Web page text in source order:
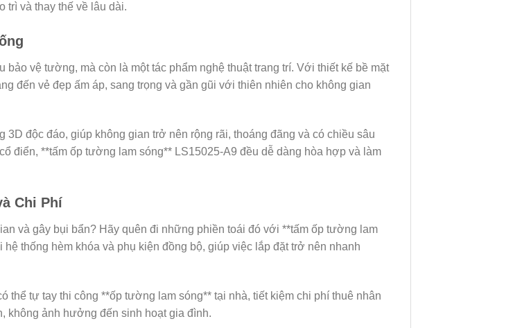
trì và thay thế về lâu dài.
vệ tường, mà còn là một tác phẩm nghệ thuật trang trí. Với thiết kế bề mặt
đến vẻ đẹp ấm áp, sang trọng và gần gũi với thiên nhiên cho không gian
độc đáo, giúp không gian trở nên rộng rãi, thoáng đãng và có chiều sâu
điển, **tấm ốp tường lam sóng** LS15025-A9 đều dễ dàng hòa hợp và làm
Chi Phí
và gây bụi bẩn? Hãy quên đi những phiền toái đó với **tấm ốp tường lam
thống hèm khóa và phụ kiện đồng bộ, giúp việc lắp đặt trở nên nhanh
thể tự tay thi công **ốp tường lam sóng** tại nhà, tiết kiệm chi phí thuê nhân
không ảnh hưởng đến sinh hoạt gia đình.